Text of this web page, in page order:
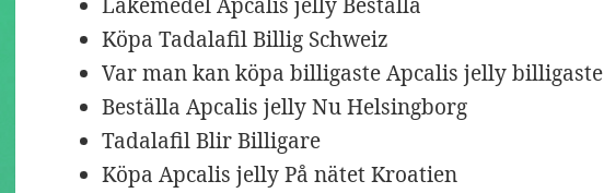
Köpa Tadalafil Billig Schweiz
Var man kan köpa billigaste Apcalis jelly billigaste
Beställa Apcalis jelly Nu Helsingborg
Tadalafil Blir Billigare
Köpa Apcalis jelly På nätet Kroatien